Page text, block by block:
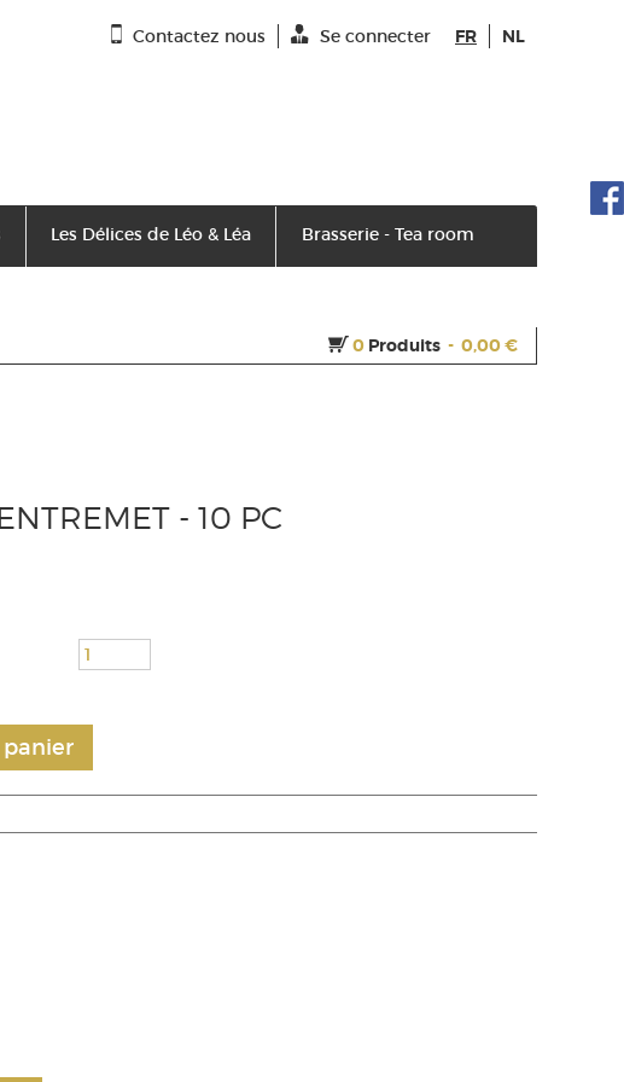
FR NL
Contactez nous Se connecter
Les Délices de Léo & Léa Brasserie - Tea room
0 Produits - 0,00 €
- 10 PC